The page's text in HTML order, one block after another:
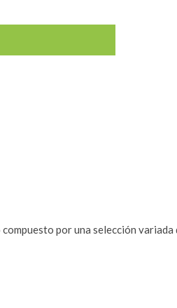
por una selección variada